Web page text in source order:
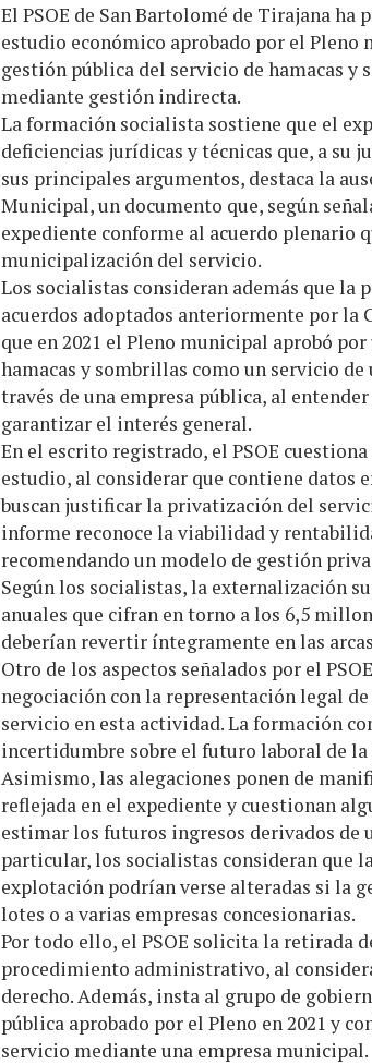
El PSOE de San Bartolomé de Tirajana
estudio económico aprobado por el
gestión pública del servicio de hamacas
mediante gestión indirecta.
La formación socialista sostiene que el
deficiencias jurídicas y técnicas que, a su
sus principales argumentos, destaca la
Municipal, un documento que, según
expediente conforme al acuerdo plenario
municipalización del servicio.
Los socialistas consideran además que la
acuerdos adoptados anteriormente por la
que en 2021 el Pleno municipal aprobó
hamacas y sombrillas como un servicio
través de una empresa pública, al
garantizar el interés general.
En el escrito registrado, el PSOE
estudio, al considerar que contiene datos
buscan justificar la privatización del
informe reconoce la viabilidad y
recomendando un modelo de gestión
Según los socialistas, la externalización
anuales que cifran en torno a los 6,5
deberían revertir íntegramente en las
Otro de los aspectos señalados por el
negociación con la representación legal
servicio en esta actividad. La formación
incertidumbre sobre el futuro laboral de
Asimismo, las alegaciones ponen de
reflejada en el expediente y cuestionan
estimar los futuros ingresos derivados
particular, los socialistas consideran que
explotación podrían verse alteradas si la
lotes o a varias empresas concesionarias.
Por todo ello, el PSOE solicita la retirada
procedimiento administrativo, al
derecho. Además, insta al grupo de
pública aprobado por el Pleno en 2021 y
servicio mediante una empresa municipal.